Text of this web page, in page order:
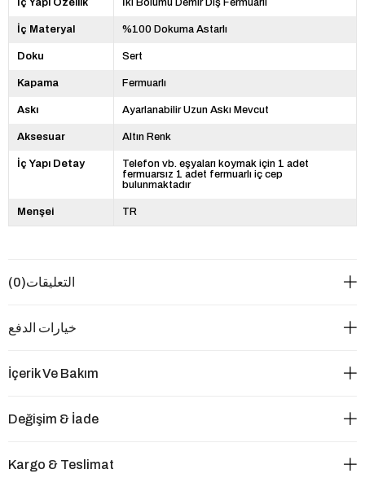
İç Materyal %100 Dokuma Astarlı
Doku Sert
Kapama Fermuarlı
Askı Ayarlanabilir Uzun Askı Mevcut
Aksesuar Altın Renk
İç Yapı Detay
Telefon vb. eşyaları koymak için 1 adet
fermuarsız 1 adet fermuarlı iç cep
bulunmaktadır
Menşei TR
التعليقات(0)
خيارات الدفع
İçerik Ve Bakım
Değişim & İade
Kargo & Teslimat